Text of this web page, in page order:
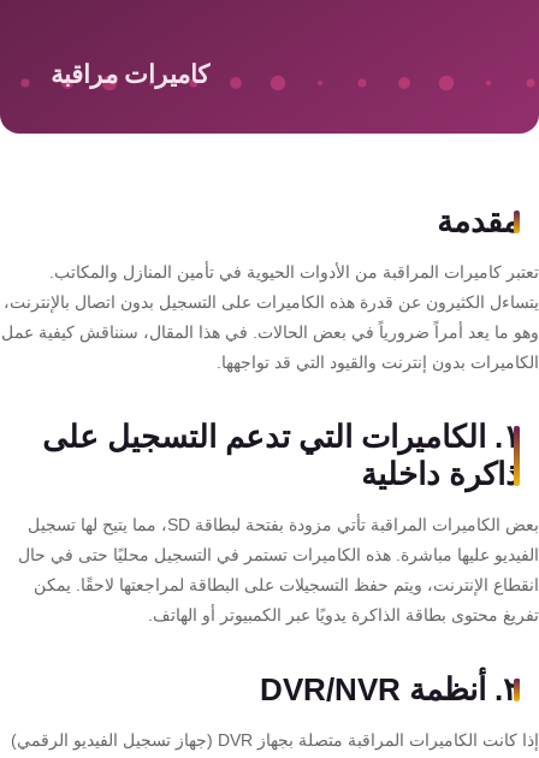
مقدمة
كاميرات المراقبة من الأدوات الحيوية في تأمين المنازل والمكاتب.
الكثيرون عن قدرة هذه الكاميرات على التسجيل بدون اتصال بالإنترنت،
ما يعد أمراً ضرورياً في بعض الحالات. في هذا المقال، سنناقش كيفية عمل
بدون إنترنت والقيود التي قد تواجهها.
١. الكاميرات التي تدعم التسجيل على
ذاكرة داخلية
بعض الكاميرات المراقبة تأتي مزودة بفتحة لبطاقة SD، مما يتيح لها تسجيل
عليها مباشرة. هذه الكاميرات تستمر في التسجيل محليًا حتى في حال
الإنترنت، ويتم حفظ التسجيلات على البطاقة لمراجعتها لاحقًا. يمكن
محتوى بطاقة الذاكرة يدويًا عبر الكمبيوتر أو الهاتف.
٢. أنظمة DVR/NVR
إذا كانت الكاميرات المراقبة متصلة بجهاز DVR (جهاز تسجيل الفيديو الرقمي)
سمارت
هوم
سيستم
حلول
أمنية
للشركات
جهاز
بصمة
الحضور
والانصراف
تقوية
شبكات
المحمول
والانترنت